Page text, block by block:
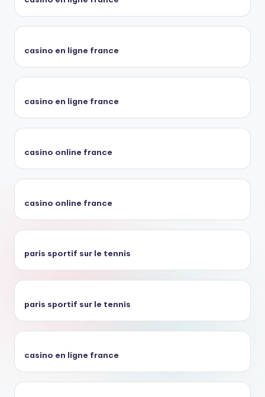
casino en ligne france
casino en ligne france
casino online france
casino online france
paris sportif sur le tennis
paris sportif sur le tennis
casino en ligne france